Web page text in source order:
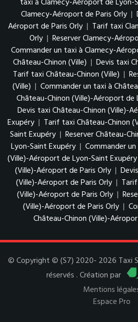
taxi à Clamecy-Aéroport de Lyon-
Clamecy-Aéroport de Paris Orly |
Aéroport de Paris Orly | Tarif taxi
Orly | Reserver Clamecy-
Commander un taxi à Clamecy-
Château-Chinon (Ville) | Devis taxi
Tarif taxi Château-Chinon (Ville) |
(Ville) | Commander un taxi à
Château-Chinon (Ville)-Aéroport de
Devis taxi Château-Chinon (Ville)-
Exupéry | Tarif taxi Château-Chinon
Saint Exupéry | Reserver Château-
Lyon-Saint Exupéry | Commander
(Ville)-Aéroport de Lyon-Saint Exupéry
(Ville)-Aéroport de Paris Orly |
(Ville)-Aéroport de Paris Orly |
(Ville)-Aéroport de Paris Orly |
(Ville)-Aéroport de Paris Orly |
Château-Chinon (Ville)-
© Copyright © (S7) 2020- 2026 Taxi
réservés . Création par
Mentions
Espace Pro